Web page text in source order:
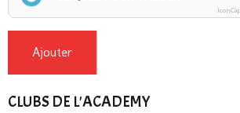
Ajouter
CLUBS DE L'ACADEMY